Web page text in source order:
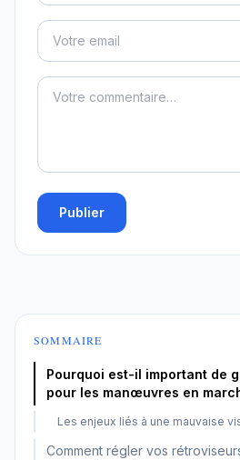
Publier
SOMMAIRE
Pourquoi est-il important de
pour les manœuvres en
Les enjeux liés à une mauvaise
Comment régler vos